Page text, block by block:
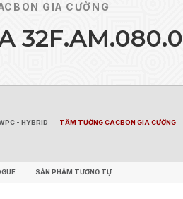
GIA CƯỜNG
32F.AM.080.0
- HYBRID TẤM TƯỜNG CACBON GIA CƯỜNG
SẢN PHẨM TƯƠNG TỰ